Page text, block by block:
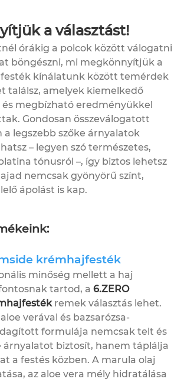
a választást!
órákig a polcok között válogatni
böngészni, mi megkönnyítjük a
kínálatunk között temérdek
találsz, amelyek kiemelkedő
megbízható eredményükkel
Gondosan összeválogatott
legszebb szőke árnyalatok
– legyen szó természetes,
tónusról –, így biztos lehetsz
nemcsak gyönyörű színt,
ápolást is kap.
krémhajfesték
minőség mellett a haj
tartod, a 6.ZERO
remek választás lehet.
verával és bazsarózsa-
formulája nemcsak telt és
árnyalatot biztosít, hanem táplálja
a festés közben. A marula olaj
az aloe vera mély hidratálása